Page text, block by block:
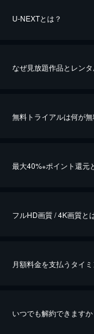
U-NEXTとは？
なぜ見放題作品とレン
無料トライアルは何が無
最大40%※ポイント還元
※40％ポイント還元の対象は
フルHD画質 / 4K画質と
月額料金を支払うタイミ
いつでも解約できますか